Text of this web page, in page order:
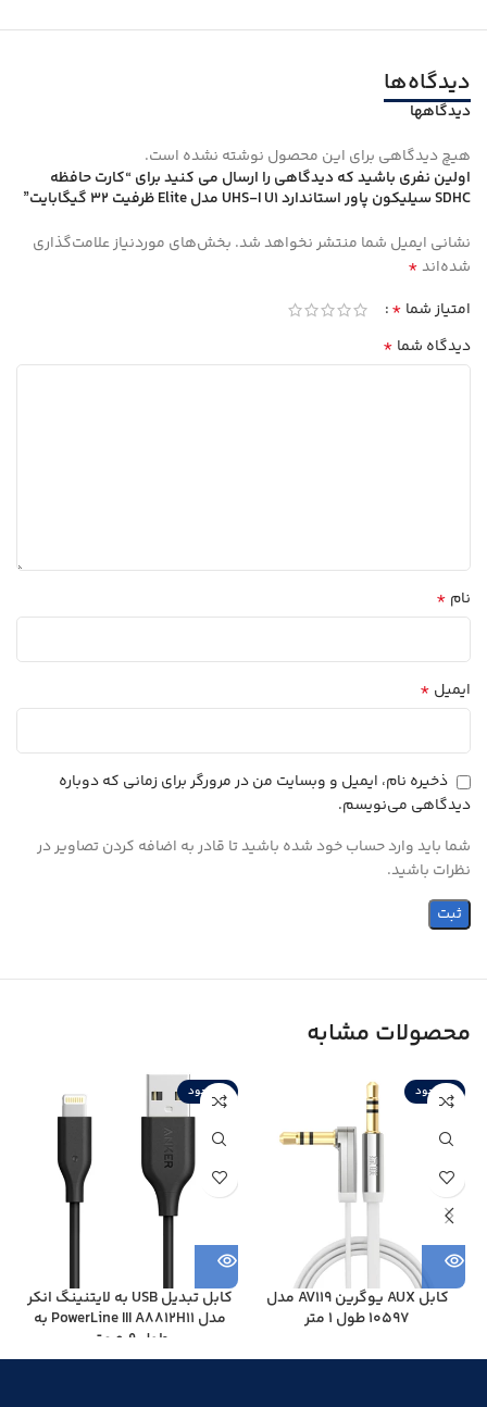
دیدگاه‌ها
دیدگاهها
هیچ دیدگاهی برای این محصول نوشته نشده است.
اولین نفری باشید که دیدگاهی را ارسال می کنید برای “کارت حافظه‌
SDHC سیلیکون پاور استاندارد UHS-I U1 مدل Elite ظرفیت 32 گیگابایت”
نشانی ایمیل شما منتشر نخواهد شد. بخش‌های موردنیاز علامت‌گذاری
شده‌اند*
امتیاز شما *
دیدگاه شما *
نام *
ایمیل *
ذخیره نام، ایمیل و وبسایت من در مرورگر برای زمانی که دوباره
دیدگاهی می‌نویسم.
شما باید وارد حساب خود شده باشید تا قادر به اضافه کردن تصاویر در
نظرات باشید.
محصولات مشابه
ناموجود
کابل AUX یوگرین AV119 مدل
10597 طول 1 متر
ناموجود
کابل تبدیل USB به لایتنینگ انکر
مدل PowerLine III A8812H11 به
طول 0.9 متر